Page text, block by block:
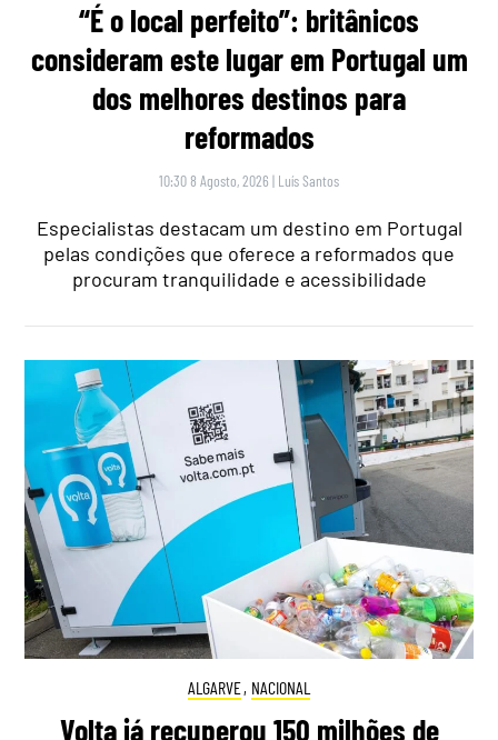
“É o local perfeito”: britânicos
consideram este lugar em Portugal um
dos melhores destinos para
reformados
10:30 8 Agosto, 2026 | Luís Santos
Especialistas destacam um destino em Portugal
pelas condições que oferece a reformados que
procuram tranquilidade e acessibilidade
ALGARVE, NACIONAL
Volta já recuperou 150 milhões de